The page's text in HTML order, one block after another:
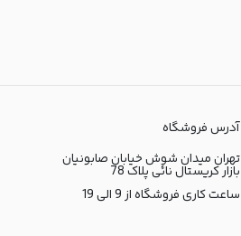
آدرس فروشگاه
تهران میدان شوش خیابان صابونیان
بازار کریستال نائی پلاک 78
ساعت کاری فروشگاه از 9 الی 19